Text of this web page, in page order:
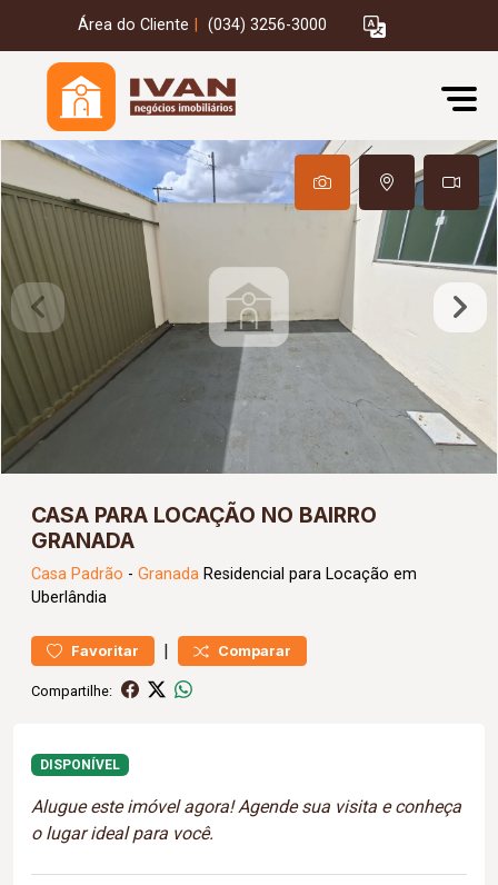
Área do Cliente (034) 3256-3000
CASA PARA LOCAÇÃO NO BAIRRO
GRANADA
Casa Padrão - Granada Residencial para Locação em
Uberlândia
Favoritar | Comparar
Compartilhe:
DISPONÍVEL
Alugue este imóvel agora! Agende sua visita e conheça
o lugar ideal para você.